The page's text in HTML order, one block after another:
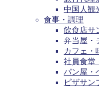
中国人観
食事・調理
飲食店サ
弁当屋・
カフェ・
社員食堂
パン屋・
ピザサン